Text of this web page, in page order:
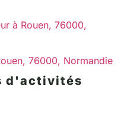
à Rouen, 76000,
76000, Normandie
d'activités